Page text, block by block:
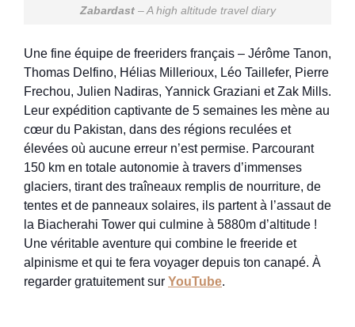
Zabardast– A high altitude travel diary
Une fine équipe de freeriders français – Jérôme Tanon,
Thomas Delfino, Hélias Millerioux, Léo Taillefer, Pierre
Frechou, Julien Nadiras, Yannick Graziani et Zak Mills.
Leur expédition captivante de 5 semaines les mène au
cœur du Pakistan, dans des régions reculées et
élevées où aucune erreur n’est permise. Parcourant
150 km en totale autonomie à travers d’immenses
glaciers, tirant des traîneaux remplis de nourriture, de
tentes et de panneaux solaires, ils partent à l’assaut de
la Biacherahi Tower qui culmine à 5880m d’altitude !
Une véritable aventure qui combine le freeride et
alpinisme et qui te fera voyager depuis ton canapé. À
regarder gratuitement sur YouTube.